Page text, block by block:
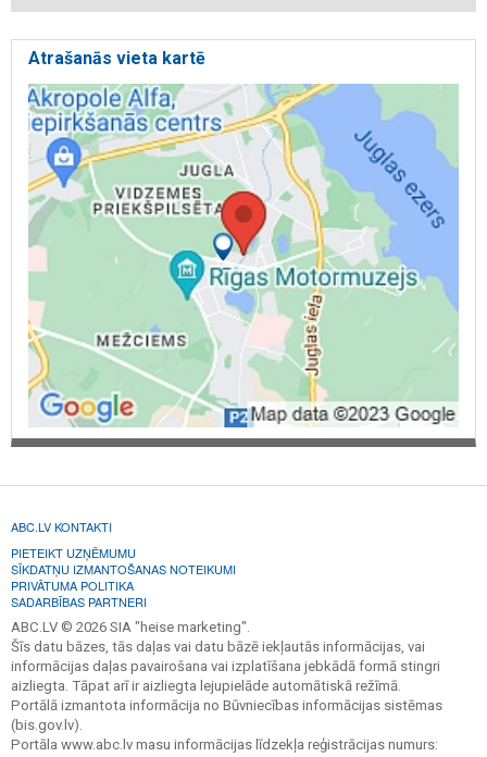
Atrašanās vieta kartē
ABC.LV KONTAKTI
PIETEIKT UZŅĒMUMU
SĪKDATŅU IZMANTOŠANAS NOTEIKUMI
PRIVĀTUMA POLITIKA
SADARBĪBAS PARTNERI
ABC.LV © 2026 SIA "heise marketing".
Šīs datu bāzes, tās daļas vai datu bāzē iekļautās informācijas, vai
informācijas daļas pavairošana vai izplatīšana jebkādā formā stingri
aizliegta. Tāpat arī ir aizliegta lejupielāde automātiskā režīmā.
Portālā izmantota informācija no Būvniecības informācijas sistēmas
(bis.gov.lv).
Portāla www.abc.lv masu informācijas līdzekļa reģistrācijas numurs: